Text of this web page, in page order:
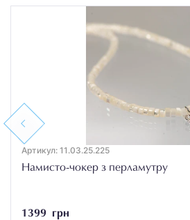
Previous
Артикул: 11.03.25.225
Намисто-чокер з перламутру
1399 грн